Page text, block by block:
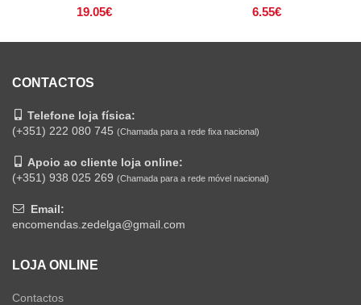
19.05€ 6.55€
CONTACTOS
Telefone loja física:
(+351) 222 080 745 (Chamada para a rede fixa nacional)
Apoio ao cliente loja online:
(+351) 938 025 269 (Chamada para a rede móvel nacional)
Email:
encomendas.zedelga@gmail.com
LOJA ONLINE
Contactos